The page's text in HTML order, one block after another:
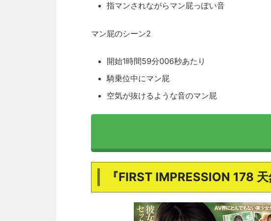
指マンされながらマン屁っぽい音
マン屁のシーン2
開始1時間59分006秒あたり
騎乗位中にマン屁
空気が抜けるような音のマン屁
『FIRST IMPRESSION 178